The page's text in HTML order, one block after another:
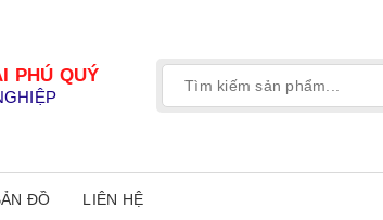
PHÚ QUÝ
ĐỒ LIÊN HỆ